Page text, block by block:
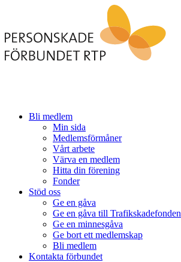
Bli medlem
Min sida
Medlemsförmåner
Vårt arbete
Värva en medlem
Hitta din förening
Fonder
Stöd oss
Ge en gåva
Ge en gåva till Trafikskadefonden
Ge en minnesgåva
Ge bort ett medlemskap
Bli medlem
Kontakta förbundet